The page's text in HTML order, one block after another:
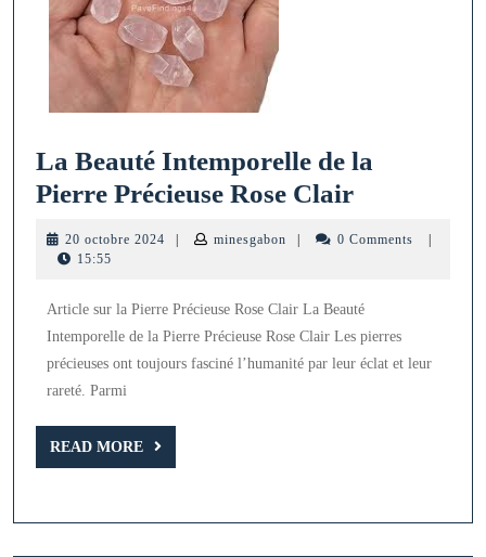
La Beauté Intemporelle de la
Pierre Précieuse Rose ClairLa
la
Pierre
20 octobre 2024 20| minesgabon minesgabon
| 0 Comments
|
15:55
Article sur la Pierre Précieuse Rose Clair La Beauté
Intemporelle de la Pierre Précieuse Rose Clair Les pierres
précieuses ont toujours fasciné l’humanité par leur éclat et leur
rareté. Parmi
READ MORE
READ
MORE